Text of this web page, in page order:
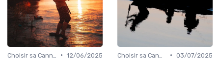
• 12/06/2025
• 03/07/2025